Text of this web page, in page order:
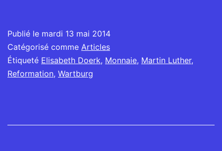
Publié le mardi 13 mai 2014
Catégorisé comme Articles
Étiqueté Elisabeth Doerk, Monnaie, Martin Luther,
Reformation, Wartburg